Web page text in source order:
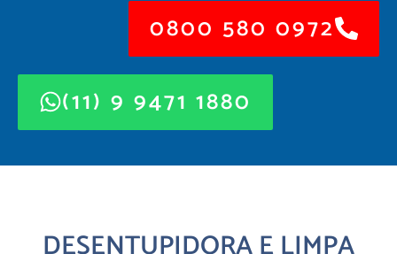
0800 580 0972
(11) 9 9471 1880